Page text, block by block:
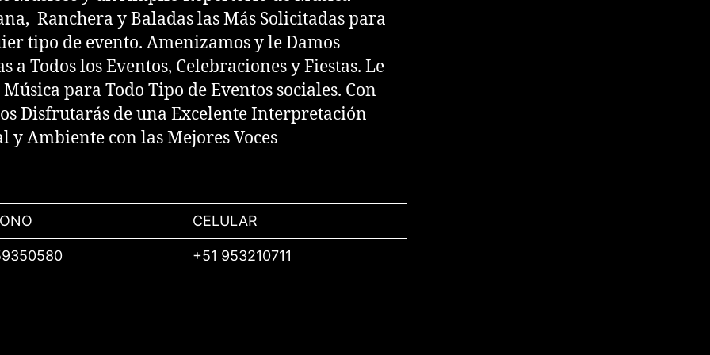
Ranchera y Baladas las Más Solicitadas para
tipo de evento. Amenizamos y le Damos
a Todos los Eventos, Celebraciones y Fiestas. Le
para Todo Tipo de Eventos sociales. Con
Disfrutarás de una Excelente Interpretación
y Ambiente con las Mejores Voces
CELULAR
+51 953210711